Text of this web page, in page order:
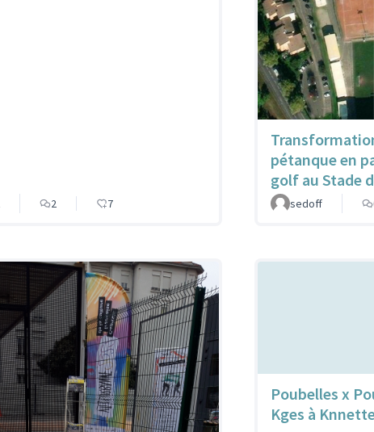
2 7
pétanque en
golf au Stade
sedoff
Poubelles x
Kges à